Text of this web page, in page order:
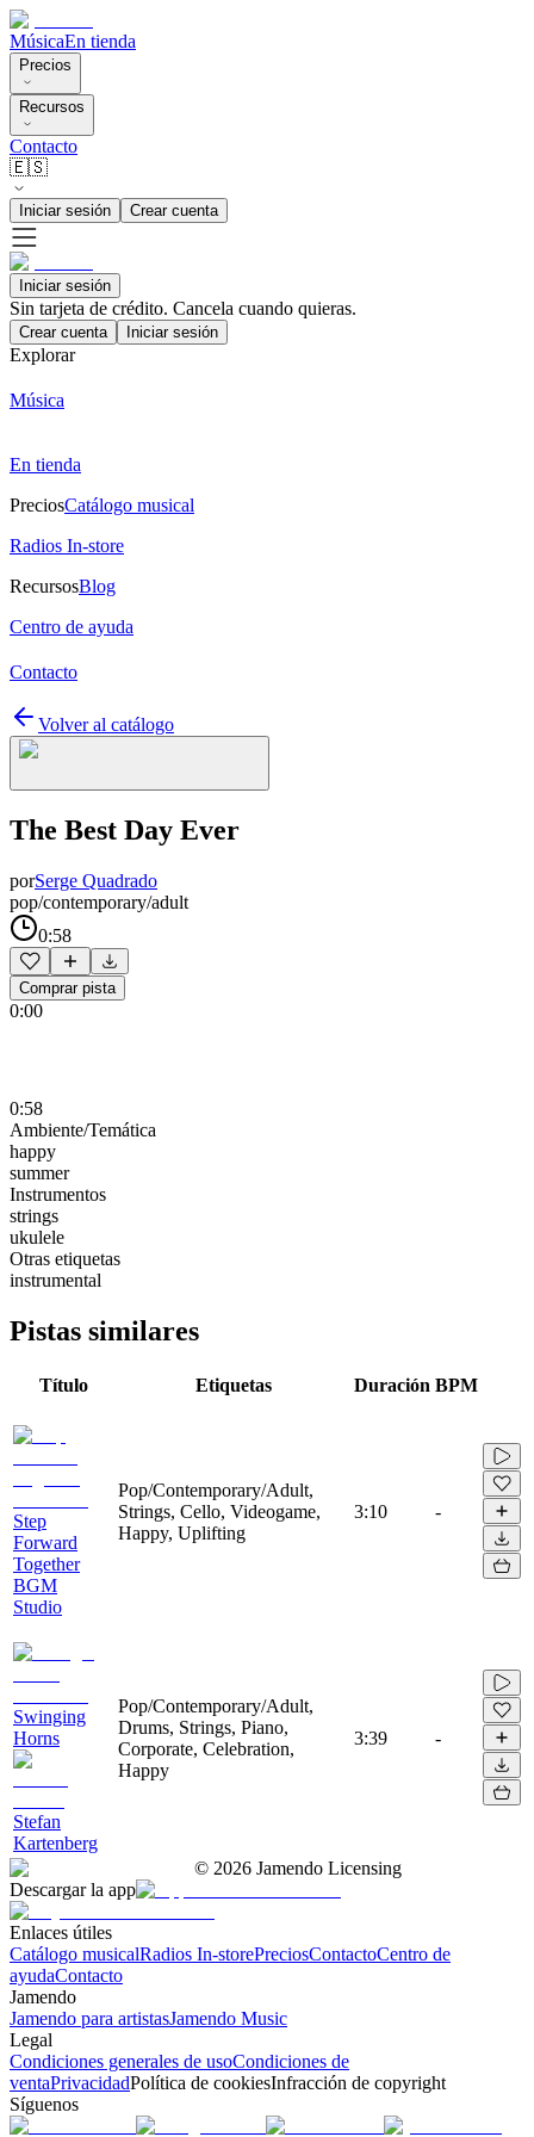
MúsicaEn tienda
Precios
Recursos
Contacto
🇪🇸
Iniciar sesión Crear cuenta
Iniciar sesión
Sin tarjeta de crédito. Cancela cuando quieras.
Crear cuenta Iniciar sesión
Explorar
Música
En tienda
PreciosCatálogo musical
Radios In-store
RecursosBlog
Centro de ayuda
Contacto
Volver al catálogo
The Best Day Ever
porSerge Quadrado
pop/contemporary/adult
0:58
Comprar pista
0:00
0:58
Ambiente/Temática
happy
summer
Instrumentos
strings
ukulele
Otras etiquetas
instrumental
Pistas similares
Título Etiquetas Duración BPM
Step
Forward
Together
BGM
Studio
Pop/Contemporary/Adult,
Strings, Cello, Videogame,
Happy, Uplifting
3:10 -
Swinging
Horns
Stefan
Kartenberg
Pop/Contemporary/Adult,
Drums, Strings, Piano,
Corporate, Celebration,
Happy
3:39 -
© 2026 Jamendo Licensing
Descargar la app
Enlaces útiles
Catálogo musicalRadios In-storePreciosContactoCentro de
ayudaContacto
Jamendo
Jamendo para artistasJamendo Music
Legal
Condiciones generales de usoCondiciones de
ventaPrivacidadPolítica de cookiesInfracción de copyright
Síguenos